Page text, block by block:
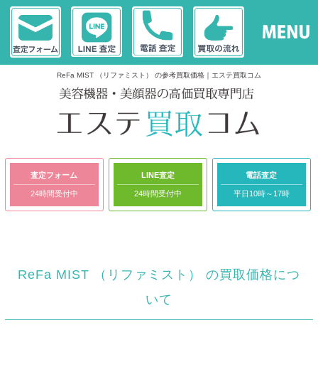
ReFa MIST （リファミスト） の参考買取価格｜エステ買取コム
査定フォーム
24時間受付中
LINE査定
24時間受付中
電話査定
平日10時～17時
ReFa MIST （リファミスト） の買取価格につ
いて